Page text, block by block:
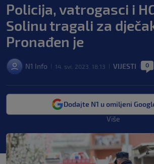
Policija, vatrogasci i
Solinu tragali za
Pronađen je
N1 Info 14. svi. 2023. 18:13 VIJESTI 0
Dodajte N1 u omiljeni
Više